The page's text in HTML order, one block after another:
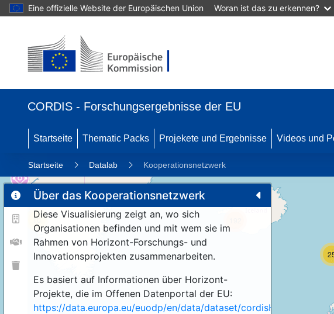
Eine offizielle Website der Europäischen Union Woran ist das zu erkennen?
CORDIS - Forschungsergebnisse der EU
Startseite Thematic Packs Projekete und Ergebnisse Videos und
Startseite Datalab Kooperationsnetzwerk
Über das Kooperationsnetzwerk
Diese Visualisierung zeigt an, wo sich
Organisationen befinden und mit wem sie im
Rahmen von Horizont-Forschungs- und
Innovationsprojekten zusammenarbeiten.
Es basiert auf Informationen über Horizont-
Projekte, die im Offenen Datenportal der EU:
https://data.europa.eu/euodp/en/data/dataset/
10